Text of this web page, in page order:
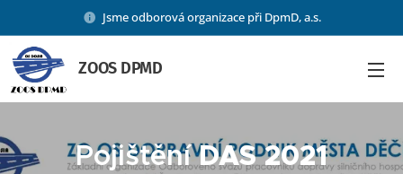
Jsme odborová organizace při DpmD, a.s.
ZOOS DPMD
PojištěníDAS 2021